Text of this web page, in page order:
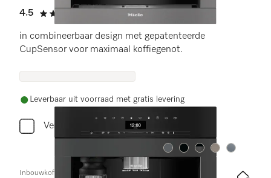
4.5
4.5 sterren op 5
(11 beoordelingen)
in combineerbaar design met gepatenteerde
CupSensor voor maximaal koffiegenot.
Leverbaar uit voorraad met gratis levering
Vergelijken
Kleur:Kleur:Kleur:Kleur:Kleur:
Inbouwkoffiemachine